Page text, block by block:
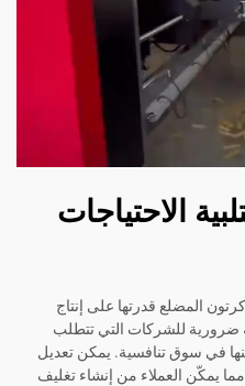
الاحتياجات
المضلع قدرتها على إنتاج
للشركات التي تتطلب
في سوق تنافسية. يمكن تعديل
مما يمكّن العملاء من إنشاء تغليف